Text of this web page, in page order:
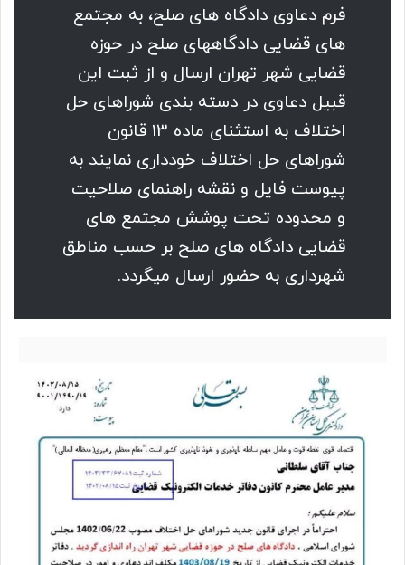
فرم دعاوی دادگاه های صلح، به مجتمع
های قضایی دادگاههای صلح در حوزه
قضایی شهر تهران ارسال و از ثبت این
قبیل دعاوی در دسته بندی شوراهای حل
اختلاف به استثنای ماده 13 قانون
شوراهای حل اختلاف خودداری نمایند به
پیوست فایل و نقشه راهنمای صلاحیت
و محدوده تحت پوشش مجتمع های
قضایی دادگاه های صلح بر حسب مناطق
شهرداری به حضور ارسال میگردد.